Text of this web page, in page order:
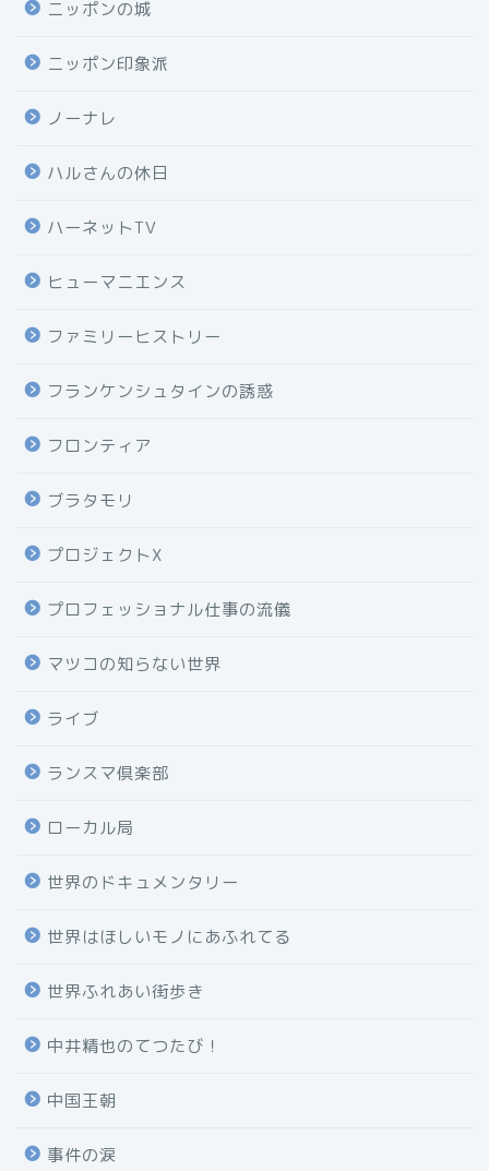
ニッポンの城
ニッポン印象派
ノーナレ
ハルさんの休日
ハーネットTV
ヒューマニエンス
ファミリーヒストリー
フランケンシュタインの誘惑
フロンティア
ブラタモリ
プロジェクトX
プロフェッショナル仕事の流儀
マツコの知らない世界
ライブ
ランスマ倶楽部
ローカル局
世界のドキュメンタリー
世界はほしいモノにあふれてる
世界ふれあい街歩き
中井精也のてつたび！
中国王朝
事件の涙